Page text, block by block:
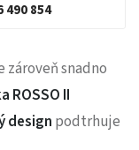
490 854
snadno
ROSSO II
design podtrhuje